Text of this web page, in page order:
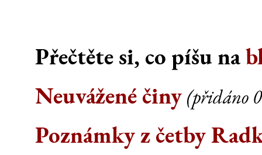
Přečtěte si, co píšu na
Neuvážené činy (přidáno
Poznámky z četby